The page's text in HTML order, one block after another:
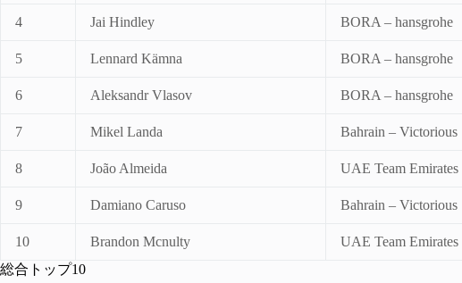
4 Jai Hindley BORA – hansgrohe
5 Lennard Kämna BORA – hansgrohe
6 Aleksandr Vlasov BORA – hansgrohe
7 Mikel Landa Bahrain – Victorious
8 João Almeida UAE Team Emirates
9 Damiano Caruso Bahrain – Victorious
10 Brandon Mcnulty UAE Team Emirates
総合トップ10